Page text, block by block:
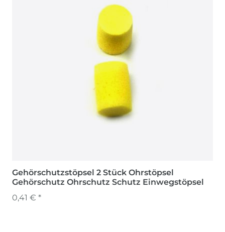
Gehörschutzstöpsel 2 Stück Ohrstöpsel
Gehörschutz Ohrschutz Schutz Einwegstöpsel
0,41 € *